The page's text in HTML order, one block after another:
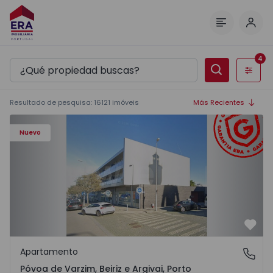
Filtros
4
Resultado de pesquisa: 16121 imóveis Más Recientes
Nuevo
Apartamento T3 Póvoa de Varzim, Póvoa de Varzim,
Póvoa de Varzim, Beiriz e Argivai, Porto
Apartamento
Póvoa de Varzim, Beiriz e Argivai, Porto